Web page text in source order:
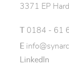
3371 EP
0184 - 61
E
LinkedIn